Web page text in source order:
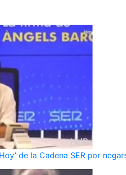
de la Cadena SER por